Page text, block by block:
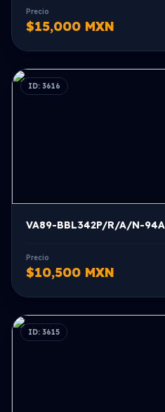
Precio
$15,000 MXN
ID: 3616
VA89-BBL342P/R/A/N-94A
Precio
$10,500 MXN
ID: 3615